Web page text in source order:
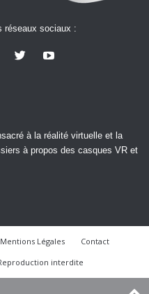
réseaux sociaux :
à la réalité virtuelle et la
à propos des casques VR et
Mentions Légales
Contact
interdite